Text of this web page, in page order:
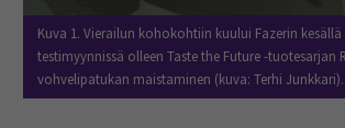
Kuva 1. Vierailun kohokohtiin kuului Fazerin kesällä
testimyynnissä olleen Taste the Future -tuotesarjan
vohvelipatukan maistaminen (kuva: Terhi Junkkari).